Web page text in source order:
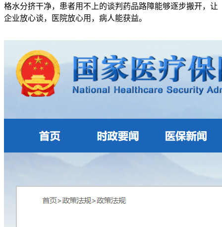
格水分挤干净，患者用不上的谈判药品路障能够逐步搬开，让
企业放心谈，医院放心用，病人能获益。